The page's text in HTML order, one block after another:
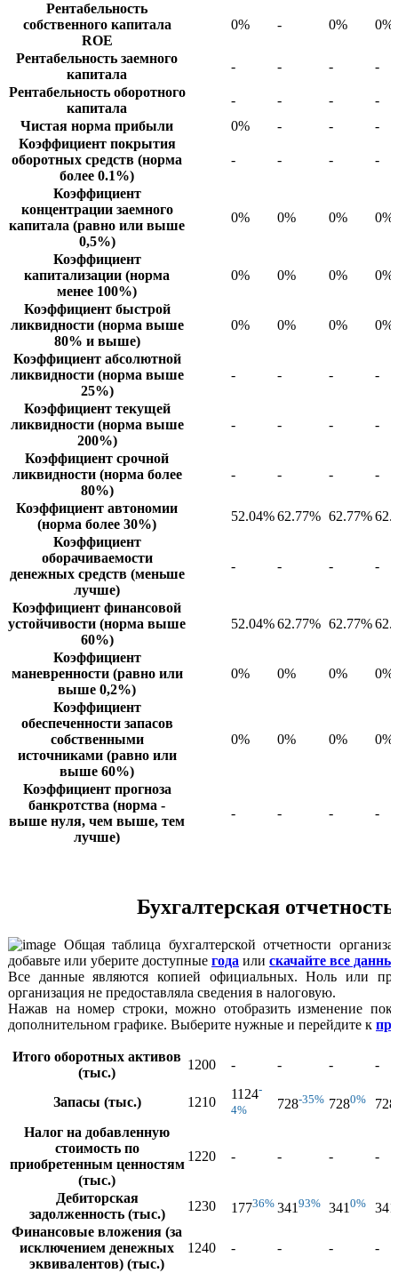
Рентабельность
собственного капитала
ROE
0% - 0% 0%
Рентабельность заемного
капитала
- - -
-
Рентабельность оборотного
капитала
- - -
-
Чистая норма прибыли
0% - -
-
Коэффициент покрытия
оборотных средств (норма
более 0.1%)
- - - -
Коэффициент
концентрации заемного
капитала (равно или выше
0,5%)
0% 0% 0% 0%
Коэффициент
капитализации (норма
менее 100%)
0% 0% 0% 0%
Коэффициент быстрой
ликвидности (норма выше
80% и выше)
0% 0% 0% 0%
Коэффициент абсолютной
ликвидности (норма выше
25%)
- - - -
Коэффициент текущей
ликвидности (норма выше
200%)
- - - -
Коэффициент срочной
ликвидности (норма более
80%)
- - - -
Коэффициент автономии
(норма более 30%)
52.04%62.77% 62.77%
Коэффициент
оборачиваемости
денежных средств (меньше
лучше)
- - - -
Коэффициент финансовой
устойчивости (норма выше
60%)
52.04%62.77% 62.77%
Коэффициент
маневренности (равно или
выше 0,2%)
0% 0% 0% 0%
Коэффициент
обеспеченности запасов
собственными
источниками (равно или
выше 60%)
0% 0% 0% 0%
Коэффициент прогноза
банкротства (норма -
выше нуля, чем выше, тем
лучше)
- - - -
Бухгалтерская отчетность
Общая таблица бухгалтерской отчетности
добавьте или уберите доступные года или скачайте все
Все данные являются копией официальных. Ноль или
организация не предоставляла сведения в налоговую.
Нажав на номер строки, можно отобразить изменение
дополнительном графике. Выберите нужные и перейдите к
Итого оборотных активов
(тыс.)
1200 - - - -
Запасы (тыс.) 1210
1124-
4%
728-35% 7280% 728
Налог на добавленную
стоимость по
приобретенным ценностям
(тыс.)
1220 - - - -
Дебиторская
задолженность (тыс.)
1230 17736% 341 93% 341 0% 341
Финансовые вложения (за
исключением денежных
эквивалентов) (тыс.)
1240 - - - -